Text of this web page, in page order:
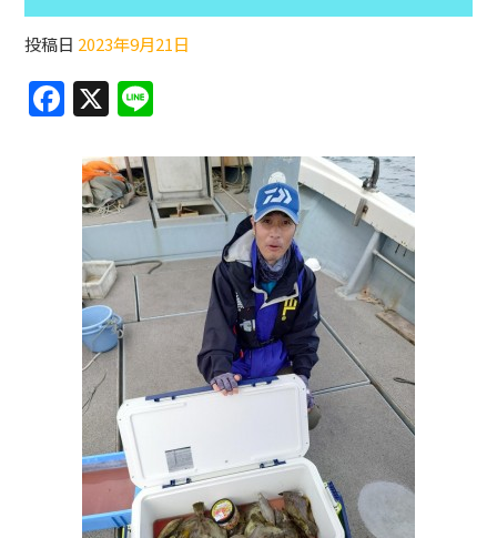
投稿日 2023年9月21日
F
c
e
b
o
o
k
X
e